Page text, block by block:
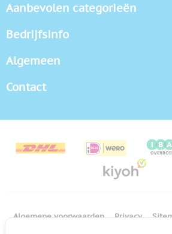
Aanbevolen categorieën
Bedrijfsinfo
Algemeen
Contact
Algemene voorwaarden Privacy